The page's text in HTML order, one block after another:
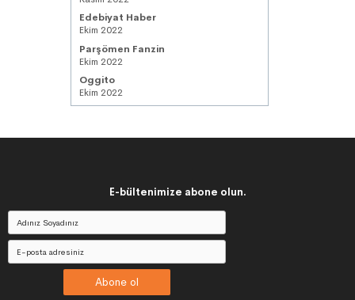
Edebiyat Haber
Ekim 2022
Parşömen Fanzin
Ekim 2022
Oggito
Ekim 2022
E-bültenimize abone olun.
Abone ol